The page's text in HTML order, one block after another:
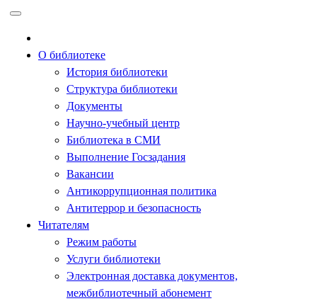
содержимому
О библиотеке
История библиотеки
Структура библиотеки
Документы
Научно-учебный центр
Библиотека в СМИ
Выполнение Госзадания
Вакансии
Антикоррупционная политика
Антитеррор и безопасность
Читателям
Режим работы
Услуги библиотеки
Электронная доставка документов,
межбиблиотечный абонемент